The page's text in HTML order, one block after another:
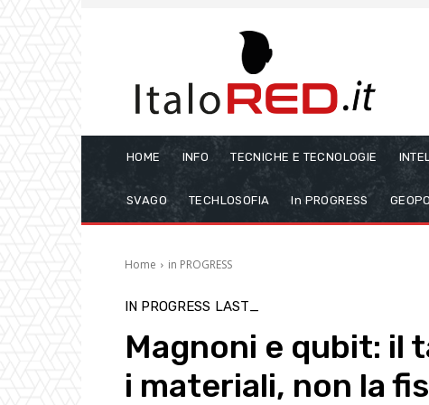
HOME INFO TECNICHE E TECNOLOGIE
SVAGO TECHLOSOFIA In PROGRESS
Home in PROGRESS
IN PROGRESS LAST_
Magnoni e qubit: il
i materiali, non la